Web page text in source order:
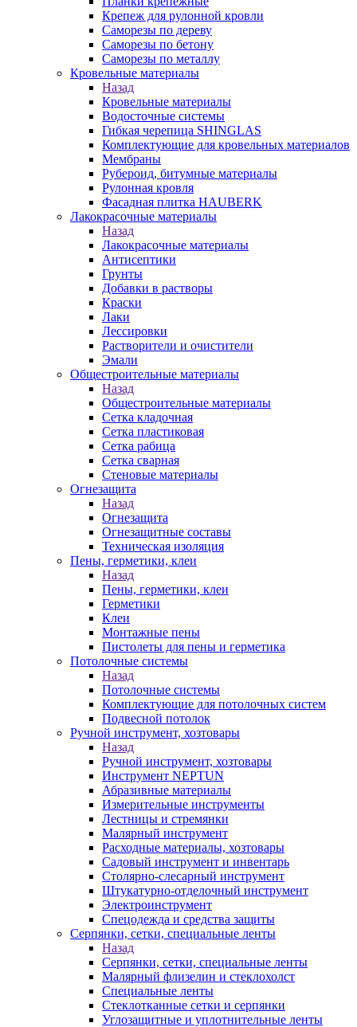
Крепеж для рулонной кровли
Саморезы по дереву
Саморезы по бетону
Саморезы по металлу
Кровельные материалы
Назад
Кровельные материалы
Водосточные системы
Гибкая черепица SHINGLAS
Комплектующие для кровельных материалов
Мембраны
Рубероид, битумные материалы
Рулонная кровля
Фасадная плитка HAUBERK
Лакокрасочные материалы
Назад
Лакокрасочные материалы
Антисептики
Грунты
Добавки в растворы
Краски
Лаки
Лессировки
Растворители и очистители
Эмали
Общестроительные материалы
Назад
Общестроительные материалы
Сетка кладочная
Сетка пластиковая
Сетка рабица
Сетка сварная
Стеновые материалы
Огнезащита
Назад
Огнезащита
Огнезащитные составы
Техническая изоляция
Пены, герметики, клеи
Назад
Пены, герметики, клеи
Герметики
Клеи
Монтажные пены
Пистолеты для пены и герметика
Потолочные системы
Назад
Потолочные системы
Комплектующие для потолочных систем
Подвесной потолок
Ручной инструмент, хозтовары
Назад
Ручной инструмент, хозтовары
Инструмент NEPTUN
Абразивные материалы
Измерительные инструменты
Лестницы и стремянки
Малярный инструмент
Расходные материалы, хозтовары
Садовый инструмент и инвентарь
Столярно-слесарный инструмент
Штукатурно-отделочный инструмент
Электроинструмент
Спецодежда и средства защиты
Серпянки, сетки, специальные ленты
Назад
Серпянки, сетки, специальные ленты
Малярный флизелин и стеклохолст
Специальные ленты
Стеклотканные сетки и серпянки
Углозащитные и уплотнительные ленты